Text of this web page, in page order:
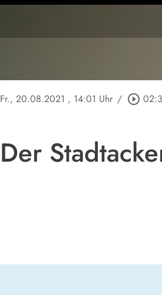
Fr., 20.08.2021 , 14:01 Uhr / play_circle_outline
Der